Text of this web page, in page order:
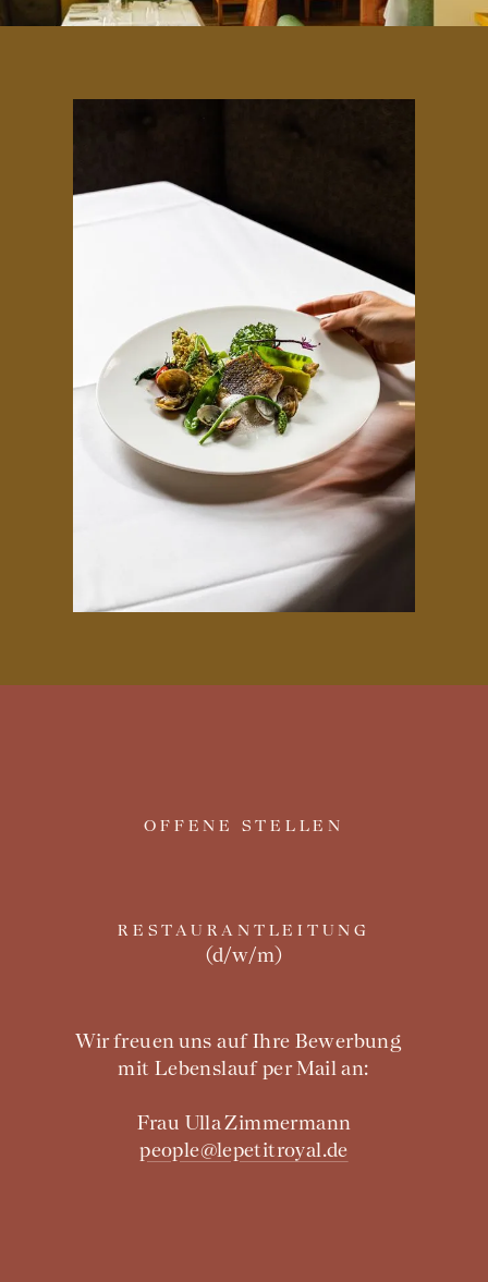
OFFENE STELLEN
RESTAURANTLEITUNG
(d/w/m)
Wir freuen uns auf Ihre Bewerbung
mit Lebenslauf per Mail an:
Frau Ulla Zimmermann
people@lepetitroyal.de